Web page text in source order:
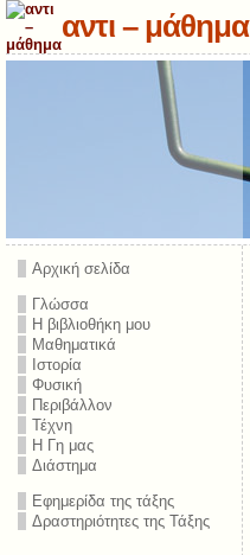
αντι – μάθημα
Αρχική σελίδα
Γλώσσα
Η βιβλιοθήκη μου
Μαθηματικά
Ιστορία
Φυσική
Περιβάλλον
Τέχνη
Η Γη μας
Διάστημα
Εφημερίδα της τάξης
Δραστηριότητες της Τάξης